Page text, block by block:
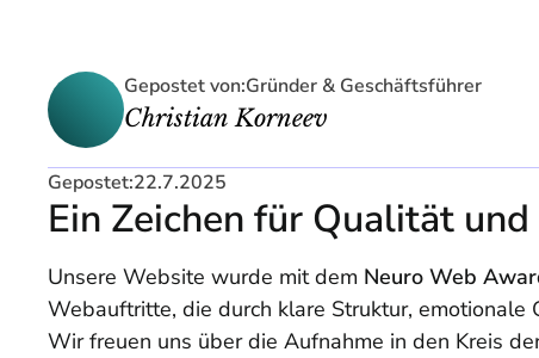
Gepostet von:Gründer & Geschäftsführer
Christian Korneev
Gepostet:22.7.2025
Ein Zeichen für Qualität
Unsere Website wurde mit dem Neuro Web
Webauftritte, die durch klare Struktur,
Wir freuen uns über die Aufnahme in den Kreis